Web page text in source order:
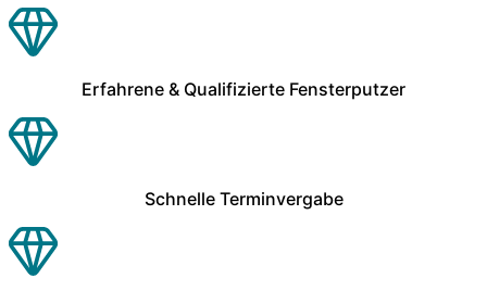
Erfahrene & Qualifizierte Fensterputzer
Schnelle Terminvergabe